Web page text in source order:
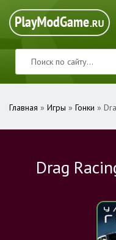
Главная » Игры » Гонки »
Drag